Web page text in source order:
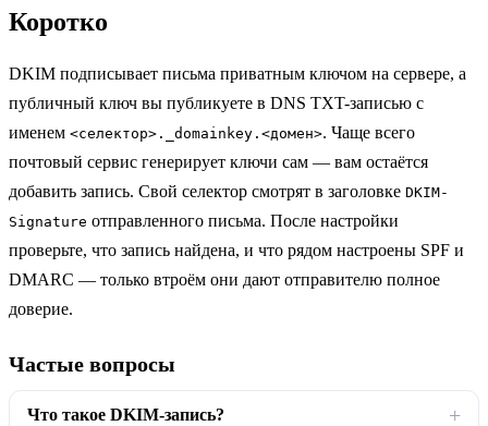
Коротко
DKIM подписывает письма приватным ключом на сервере, а
публичный ключ вы публикуете в DNS TXT-записью с
именем <селектор>._domainkey.<домен>. Чаще всего
почтовый сервис генерирует ключи сам — вам остаётся
добавить запись. Свой селектор смотрят в заголовке DKIM-
Signature отправленного письма. После настройки
проверьте, что запись найдена, и что рядом настроены SPF и
DMARC — только втроём они дают отправителю полное
доверие.
Частые вопросы
Что такое DKIM-запись?